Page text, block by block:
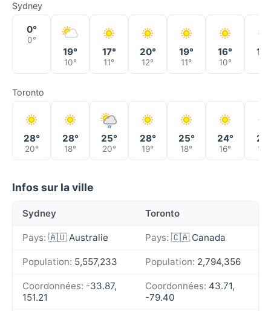
Sydney
0°
0°
19°
10°
17°
11°
20°
12°
19°
11°
16°
10°
16°
Toronto
28°
20°
28°
18°
25°
20°
28°
19°
25°
18°
24°
16°
21°
15°
Infos sur la ville
Sydney Toronto
Pays: 🇦🇺 Australie Pays: 🇨🇦 Canada
Population: 5,557,233 Population: 2,794,356
Coordonnées: -33.87,
151.21
Coordonnées: 43.71,
-79.40